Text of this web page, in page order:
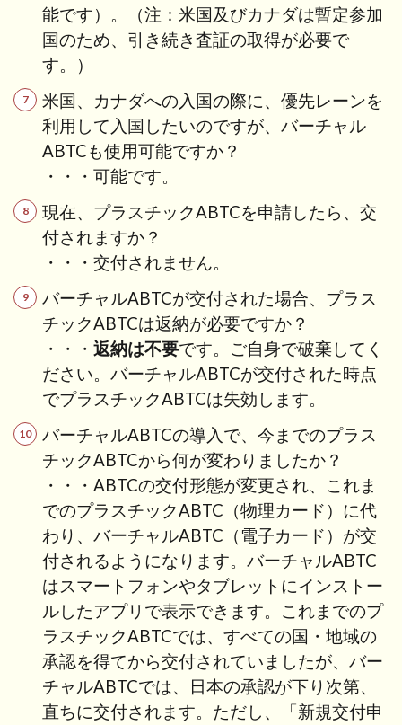
能です）。（注：米国及びカナダは暫定参加
国のため、引き続き査証の取得が必要で
す。）
米国、カナダへの入国の際に、優先レーンを
利用して入国したいのですが、バーチャル
ABTCも使用可能ですか？
・・・可能です。
現在、プラスチックABTCを申請したら、交
付されますか？
・・・交付されません。
バーチャルABTCが交付された場合、プラス
チックABTCは返納が必要ですか？
・・・返納は不要です。ご自身で破棄してく
ださい。バーチャルABTCが交付された時点
でプラスチックABTCは失効します。
バーチャルABTCの導入で、今までのプラス
チックABTCから何が変わりましたか？
・・・ABTCの交付形態が変更され、これま
でのプラスチックABTC（物理カード）に代
わり、バーチャルABTC（電子カード）が交
付されるようになります。バーチャルABTC
はスマートフォンやタブレットにインストー
ルしたアプリで表示できます。これまでのプ
ラスチックABTCでは、すべての国・地域の
承認を得てから交付されていましたが、バー
チャルABTCでは、日本の承認が下り次第、
直ちに交付されます。ただし、「新規交付申